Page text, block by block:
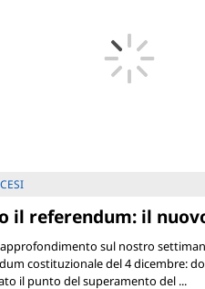
il referendum: il
sul nostro
costituzionale del 4 dicembre:
il punto del superamento del ...